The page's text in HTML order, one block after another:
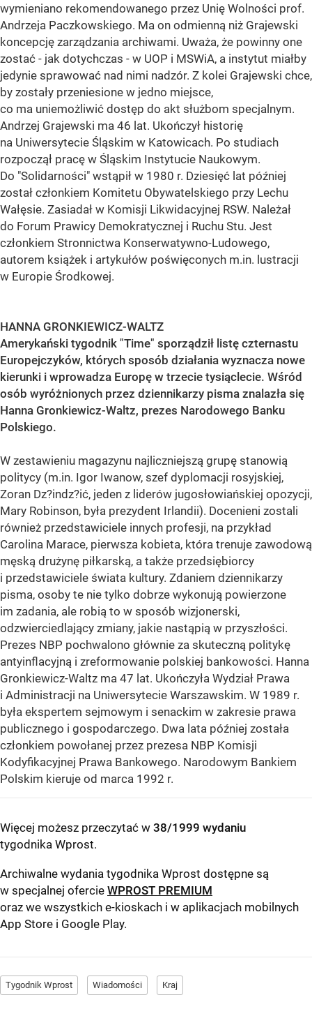
wymieniano rekomendowanego przez Unię Wolności prof.
Andrzeja Paczkowskiego. Ma on odmienną niż Grajewski
koncepcję zarządzania archiwami. Uważa, że powinny one
zostać - jak dotychczas - w UOP i MSWiA, a instytut miałby
jedynie sprawować nad nimi nadzór. Z kolei Grajewski chce,
by zostały przeniesione w jedno miejsce,
co ma uniemożliwić dostęp do akt służbom specjalnym.
Andrzej Grajewski ma 46 lat. Ukończył historię
na Uniwersytecie Śląskim w Katowicach. Po studiach
rozpoczął pracę w Śląskim Instytucie Naukowym.
Do "Solidarności" wstąpił w 1980 r. Dziesięć lat później
został członkiem Komitetu Obywatelskiego przy Lechu
Wałęsie. Zasiadał w Komisji Likwidacyjnej RSW. Należał
do Forum Prawicy Demokratycznej i Ruchu Stu. Jest
członkiem Stronnictwa Konserwatywno-Ludowego,
autorem książek i artykułów poświęconych m.in. lustracji
w Europie Środkowej.
HANNA GRONKIEWICZ-WALTZ
Amerykański tygodnik "Time" sporządził listę czternastu
Europejczyków, których sposób działania wyznacza nowe
kierunki i wprowadza Europę w trzecie tysiąclecie. Wśród
osób wyróżnionych przez dziennikarzy pisma znalazła się
Hanna Gronkiewicz-Waltz, prezes Narodowego Banku
Polskiego.
W zestawieniu magazynu najliczniejszą grupę stanowią
politycy (m.in. Igor Iwanow, szef dyplomacji rosyjskiej,
Zoran Dz?indz?ić, jeden z liderów jugosłowiańskiej opozycji,
Mary Robinson, była prezydent Irlandii). Docenieni zostali
również przedstawiciele innych profesji, na przykład
Carolina Marace, pierwsza kobieta, która trenuje zawodową
męską drużynę piłkarską, a także przedsiębiorcy
i przedstawiciele świata kultury. Zdaniem dziennikarzy
pisma, osoby te nie tylko dobrze wykonują powierzone
im zadania, ale robią to w sposób wizjonerski,
odzwierciedlający zmiany, jakie nastąpią w przyszłości.
Prezes NBP pochwalono głównie za skuteczną politykę
antyinflacyjną i zreformowanie polskiej bankowości. Hanna
Gronkiewicz-Waltz ma 47 lat. Ukończyła Wydział Prawa
i Administracji na Uniwersytecie Warszawskim. W 1989 r.
była ekspertem sejmowym i senackim w zakresie prawa
publicznego i gospodarczego. Dwa lata później została
członkiem powołanej przez prezesa NBP Komisji
Kodyfikacyjnej Prawa Bankowego. Narodowym Bankiem
Polskim kieruje od marca 1992 r.
Więcej możesz przeczytać w 38/1999 wydaniu
tygodnika Wprost.
Archiwalne wydania tygodnika Wprost dostępne są
w specjalnej ofercie WPROST PREMIUM
oraz we wszystkich e-kioskach i w aplikacjach mobilnych
App Store i Google Play.
Tygodnik Wprost Wiadomości Kraj